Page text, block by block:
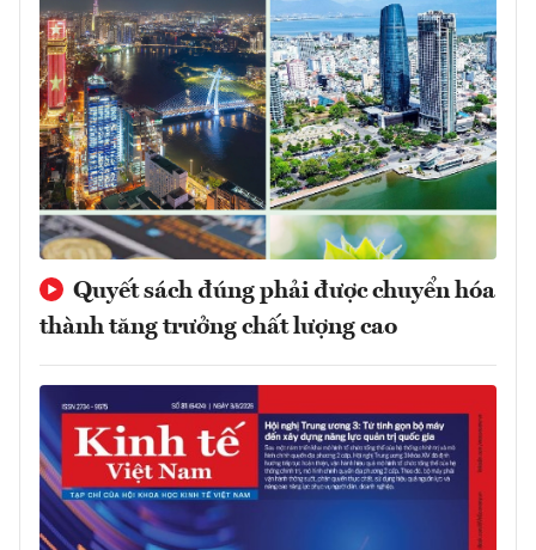
Quyết sách đúng phải được chuyển hóa
thành tăng trưởng chất lượng cao